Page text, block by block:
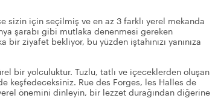
sizin için seçilmiş ve en az 3 farklı yerel mekanda
şarabı gibi mutlaka denenmesi gereken
ziyafet bekliyor, bu yüzden iştahınızı yanınıza
bir yolculuktur. Tuzlu, tatlı ve içeceklerden oluşan
keşfedeceksiniz. Rue des Forges, les Halles de
önemini dinleyin, bir lezzet durağından diğerine